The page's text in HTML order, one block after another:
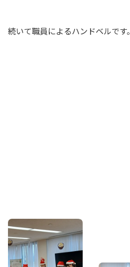
続いて職員によるハンドベルです。